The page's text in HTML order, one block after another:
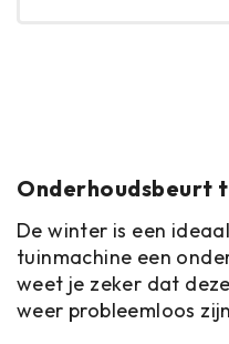
Onderhoudsbeurt
De winter is een
tuinmachine een
weet je zeker dat
weer probleemloos